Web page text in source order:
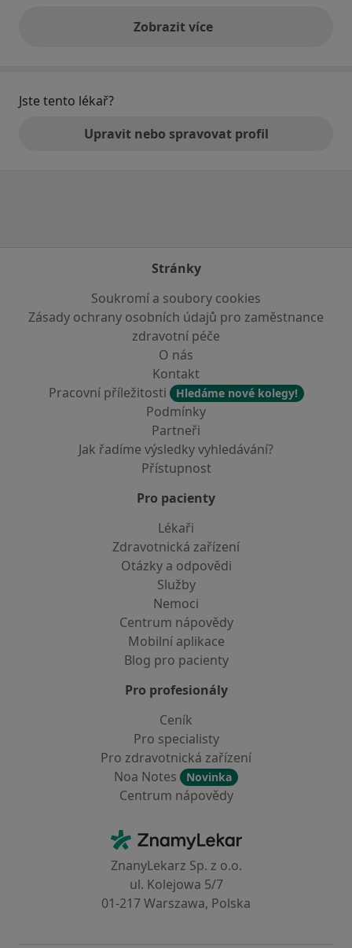
Zobrazit vícevýše uvedené názory
Jste tento lékař?
Upravit nebo spravovat profil
Stránky
Soukromí a soubory cookies
Zásady ochrany osobních údajů pro zaměstnance
zdravotní péče
O nás
Kontakt
Pracovní příležitosti
Hledáme nové kolegy!
Podmínky
Partneři
Jak řadíme výsledky vyhledávání?
Přístupnost
Pro pacienty
Lékaři
Zdravotnická zařízení
Otázky a odpovědi
Služby
Nemoci
Centrum nápovědy
Mobilní aplikace
Blog pro pacienty
Pro profesionály
Ceník
Pro specialisty
Pro zdravotnická zařízení
Noa Notes
Novinka
Centrum nápovědy
ZnamyLekar - Hlavní stránka
ZnanyLekarz Sp. z o.o.
ul. Kolejowa 5/7
01-217 Warszawa, Polska